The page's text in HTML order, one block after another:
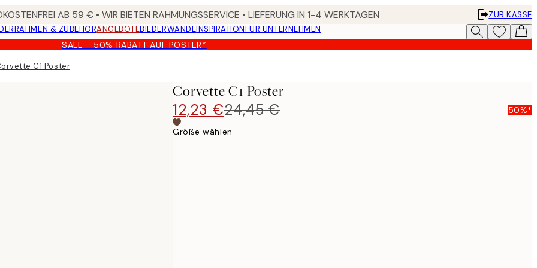
AB 59 € • WIR BIETEN RAHMUNGSSERVICE • LIEFERUNG IN 1-4 WERKTAGEN
ZUR KASSE
RAHMEN & ZUBEHÖRANGEBOTEBILDERWÄNDEINSPIRATIONFÜR UNTERNEHMEN
SALE - 50% RABATT AUF POSTER*
C1 Poster
Corvette C1 Poster
12,23 €24,45 € 50%*
Größe wählen